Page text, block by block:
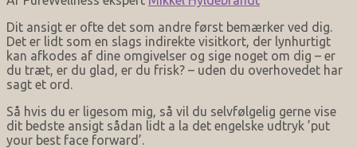
Dit ansigt er ofte det som andre først bemærker ved dig.
Det er lidt som en slags indirekte visitkort, der lynhurtigt
kan afkodes af dine omgivelser og sige noget om dig – er
du træt, er du glad, er du frisk? – uden du overhovedet har
sagt et ord.
Så hvis du er ligesom mig, så vil du selvfølgelig gerne vise
dit bedste ansigt sådan lidt a la det engelske udtryk ’put
your best face forward’.